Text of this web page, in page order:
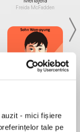
- mici fișiere
tale pe
Freida McFadden